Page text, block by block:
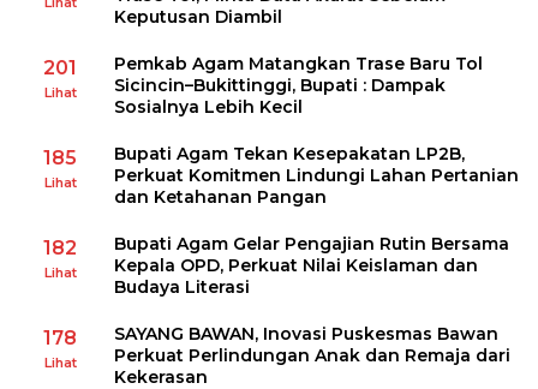
Keputusan Diambil
201
Lihat
Pemkab Agam Matangkan Trase Baru Tol
Sicincin–Bukittinggi, Bupati : Dampak
Sosialnya Lebih Kecil
185
Lihat
Bupati Agam Tekan Kesepakatan LP2B,
Perkuat Komitmen Lindungi Lahan Pertanian
dan Ketahanan Pangan
182
Lihat
Bupati Agam Gelar Pengajian Rutin Bersama
Kepala OPD, Perkuat Nilai Keislaman dan
Budaya Literasi
178
Lihat
SAYANG BAWAN, Inovasi Puskesmas Bawan
Perkuat Perlindungan Anak dan Remaja dari
Kekerasan